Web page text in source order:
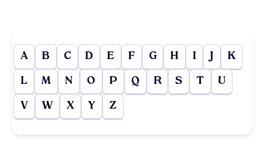
A B C D E F G H I J K
L M N O P Q R S T U
V W X Y Z